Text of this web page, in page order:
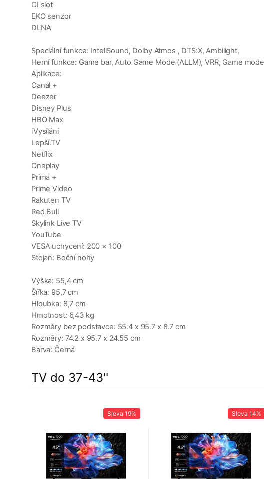
CI slot
EKO senzor
DLNA
Speciální funkce: InteliSound, Dolby Atmos , DTS:X, Ambilight,
Herní funkce: Game bar, Auto Game Mode (ALLM), VRR, Game mode
Aplikace:
Canal +
Deezer
Disney Plus
HBO Max
iVysílání
Lepší.TV
Netflix
Oneplay
Prima +
Prime Video
Rakuten TV
Red Bull
Skylink Live TV
YouTube
VESA uchycení: 200 × 100
Stojan: Boční nohy
Výška: 55,4 cm
Šířka: 95,7 cm
Hloubka: 8,7 cm
Hmotnost: 6,43 kg
Rozměry bez podstavce: 55.4 x 95.7 x 8.7 cm
Rozměry: 74.2 x 95.7 x 24.55 cm
Barva: Černá
TV do 37-43''
Sleva 19% Sleva 14%